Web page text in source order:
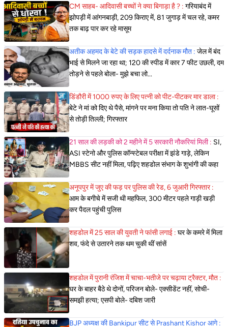
CM साहब- आदिवासी बच्चों ने क्या बिगाड़ा है ? : गरियाबंद में
झोपड़ी में आंगनबाड़ी, 209 किराए में, 81 जुगाड़ में चल रहे, कमर
तक बाढ़ पार कर रहे मासूम
अतीक अहमद के बेटे की सड़क हादसे में दर्दनाक मौत : जेल में बंद
भाई से मिलने जा रहा था; 120 की स्पीड में कार 7 फीट उछली, दम
तोड़ने से पहले बोला- मुझे बचा लो...
डिंडौरी में 1000 रुपए के लिए पत्नी को पीट-पीटकर मार डाला :
बेटे ने मां को दिए थे पैसे, मांगने पर मना किया तो पति ने लात-घूसों
से तोड़ी तिल्ली; गिरफ्तार
21 साल की लड़की को 2 महीने में 5 सरकारी नौकरियां मिली : SI,
ASI स्टेनो और पुलिस कॉन्स्टेबल परीक्षा में झंडे गाड़े, लेकिन
MBBS सीट नहीं मिला, पढ़िए शहडोल संभाग के शुभांगी की कहा
अनूपपुर में जुए की फड़ पर पुलिस की रेड, 6 जुआरी गिरफ्तार :
आम के बगीचे में सजी थी महफिल, 300 मीटर पहले गाड़ी खड़ी
कर पैदल पहुंची पुलिस
शहडोल में 25 साल की युवती ने फांसी लगाई : घर के कमरे में मिला
शव, फंदे से उतारने तक थम चुकी थीं सांसें
शहडोल में पुरानी रंजिश में चाचा-भतीजे पर चढ़ाया ट्रैक्टर, मौत :
घर के बाहर बैठे थे दोनों, परिजन बोले- एक्सीडेंट नहीं, सोची-
समझी हत्या; एसपी बोले- दबिश जारी
BJP अध्यक्ष की Bankipur सीट से Prashant Kishor आगे :